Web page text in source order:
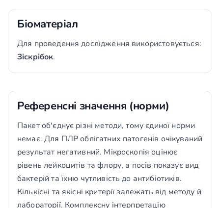
Біоматеріал
Для проведення дослідження використовується:
Зіскрібок.
Референсні значення (норми)
Пакет об'єднує різні методи, тому єдиної норми
немає. Для ПЛР облігатних патогенів очікуваний
результат негативний. Мікроскопія оцінює
рівень лейкоцитів та флору, а посів показує вид
бактерій та їхню чутливість до антибіотиків.
Кількісні та якісні критерії залежать від методу й
лабораторії. Комплексну інтерпретацію